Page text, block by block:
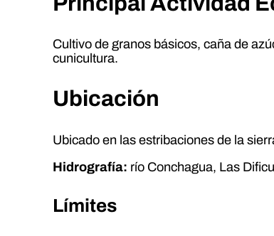
Cultivo de granos básicos, caña de
cunicultura.
Ubicación
Ubicado en las estribaciones de la
Hidrografía: río Conchagua, Las
Límites